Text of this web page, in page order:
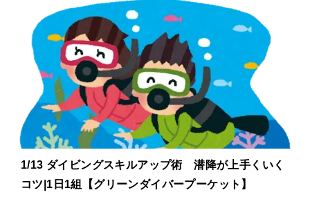
1/13 ダイビングスキルアップ術 潜降が上手くいく
コツ|1日1組【グリーンダイバープーケット】